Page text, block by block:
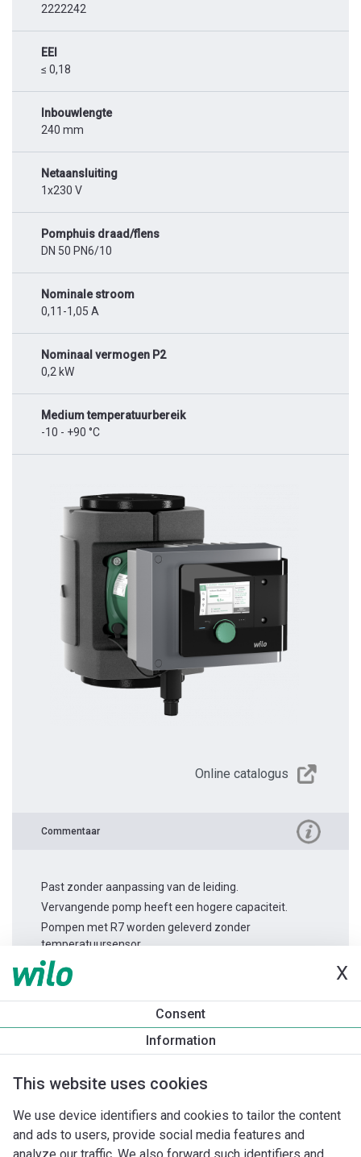
X
Consent
Information
This website uses cookies
We use device identifiers and cookies to tailor the content
and ads to users, provide social media features and
2222242
EEI
≤ 0,18
Inbouwlengte
240 mm
Netaansluiting
1x230 V
Pomphuis draad/flens
DN 50 PN6/10
Nominale stroom
0,11-1,05 A
Nominaal vermogen P2
0,2 kW
Medium temperatuurbereik
-10 - +90 °C
Online catalogus
Commentaar
Past zonder aanpassing van de leiding.
Vervangende pomp heeft een hogere capaciteit.
Pompen met R7 worden geleverd zonder
temperatuursensor.
Productinformatie